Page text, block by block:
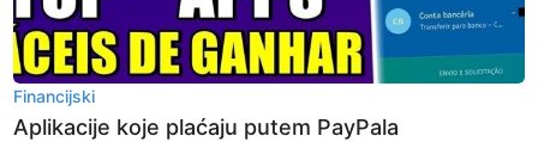
Financijski
Aplikacije koje plaćaju putem PayPala